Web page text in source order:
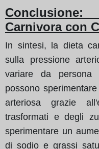
Carnivora con
In sintesi, la dieta
sulla pressione
variare da persona
possono
arteriosa grazie
trasformati e degli
sperimentare un
di sodio e grassi